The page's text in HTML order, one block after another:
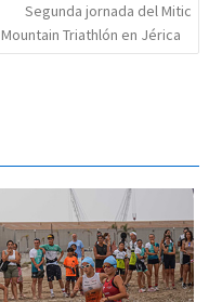
Segunda jornada del Mitic
Mountain Triathlón en Jérica